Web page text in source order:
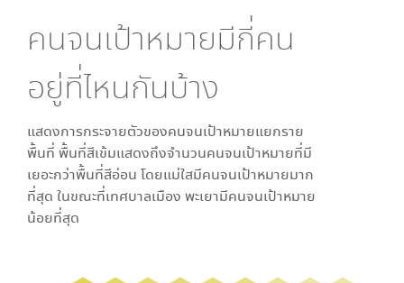
คนจนเป้าหมายมีกี่คน
อยู่ที่ไหนกันบ้าง
แสดงการกระจายตัวของคนจนเป้าหมายแยกราย
พื้นที่ พื้นที่สีเข้มแสดงถึงจำนวนคนจนเป้าหมายที่มี
เยอะกว่าพื้นที่สีอ่อน โดยแม่ใสมีคนจนเป้าหมายมาก
ที่สุด ในขณะที่เทศบาลเมือง พะเยามีคนจนเป้าหมาย
น้อยที่สุด